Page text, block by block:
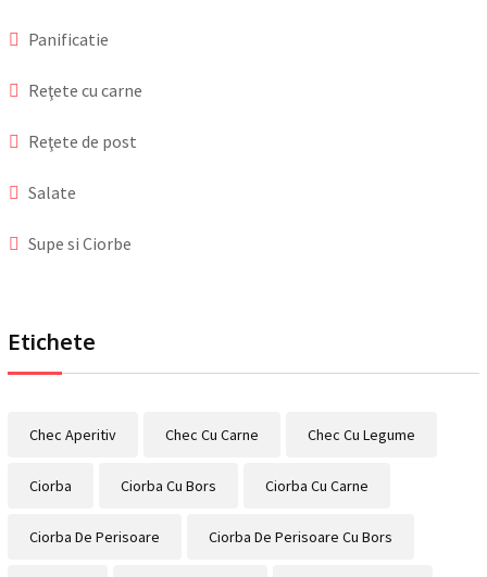
Panificatie
Reţete cu carne
Reţete de post
Salate
Supe si Ciorbe
Etichete
Chec Aperitiv Chec Cu Carne Chec Cu Legume
Ciorba Ciorba Cu Bors Ciorba Cu Carne
Ciorba De Perisoare Ciorba De Perisoare Cu Bors